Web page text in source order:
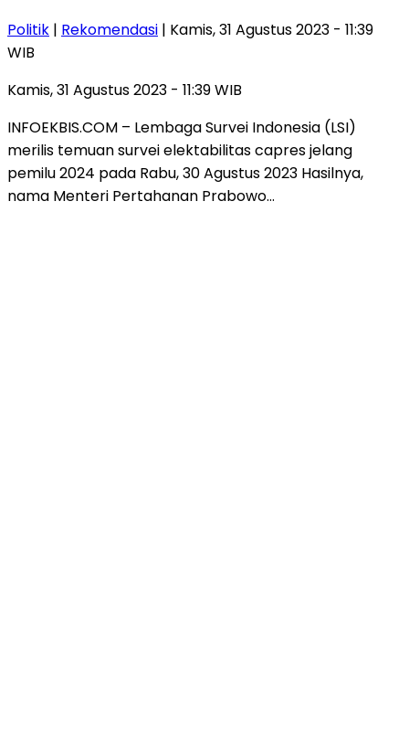
Politik | Rekomendasi | Kamis, 31 Agustus 2023 - 11:39
WIB
Kamis, 31 Agustus 2023 - 11:39 WIB
INFOEKBIS.COM – Lembaga Survei Indonesia (LSI)
merilis temuan survei elektabilitas capres jelang
pemilu 2024 pada Rabu, 30 Agustus 2023 Hasilnya,
nama Menteri Pertahanan Prabowo…